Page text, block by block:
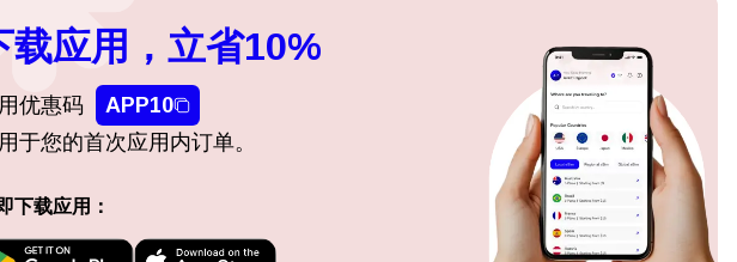
载应用，立省10%
优惠码
APP10
于您的首次应用内订单。
下载应用：